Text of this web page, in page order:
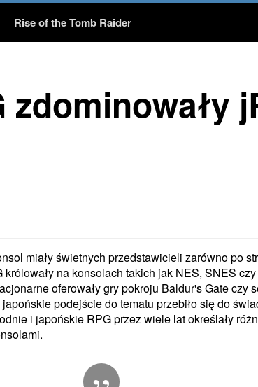
Rise of the Tomb Raider
Relacje
miały świetnych przedstawicieli zarówno po
królowały na konsolach takich jak NES, SNES
oferowały gry pokroju Baldur's Gate czy
podejście do tematu przebiło się do
i japońskie RPG przez wiele lat określały